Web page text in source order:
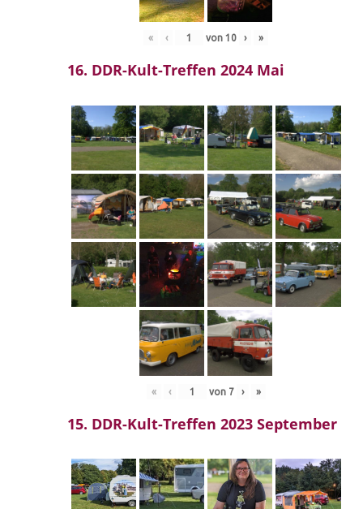
« ‹ von 10 › »
16. DDR-Kult-Treffen 2024 Mai
« ‹ von 7 › »
15. DDR-Kult-Treffen 2023 September